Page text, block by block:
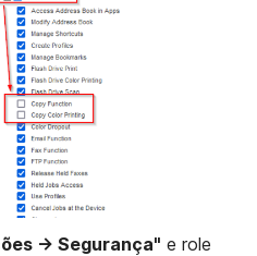
→ Segurança" e role